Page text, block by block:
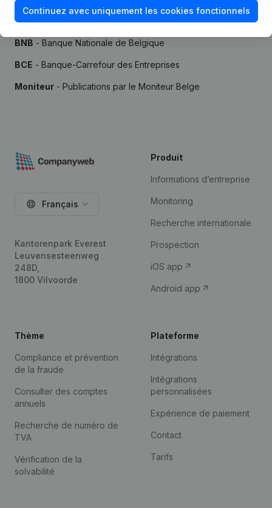
Sources
BNB - Banque Nationale de Belgique
BCE - Banque-Carrefour des Entreprises
Moniteur - Publications par le Moniteur Belge
Continuez avec uniquement les cookies fonctionnels
Français
Kantorenpark Everest
Leuvensesteenweg
248D,
1800 Vilvoorde
Produit
Informations d’entreprise
Monitoring
Recherche internationale
Prospection
iOS app
Android app
Thème
Compliance et prévention
de la fraude
Consulter des comptes
annuels
Recherche de numéro de
TVA
Vérification de la
solvabilité
Plateforme
Intégrations
Intégrations
personnalisées
Expérience de paiement
Contact
Tarifs